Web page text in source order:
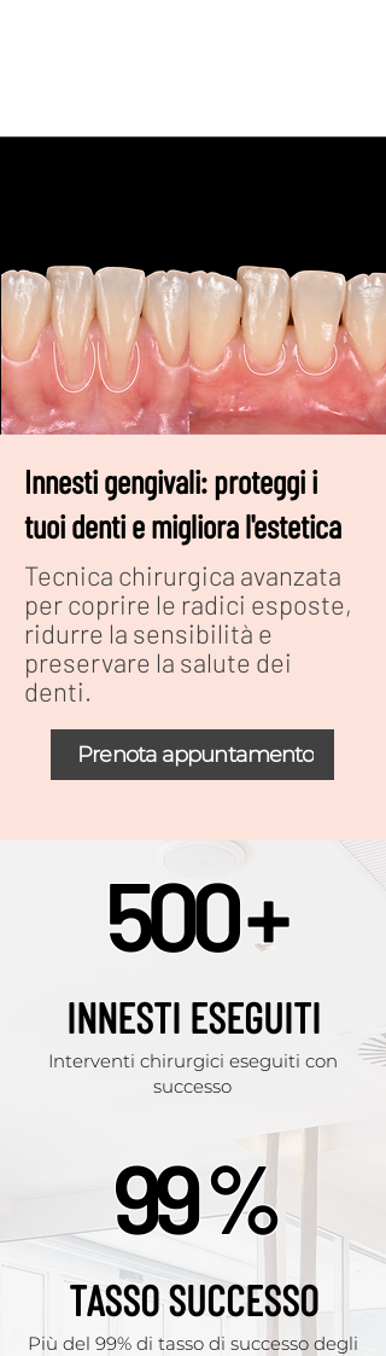
Innesti gengivali: proteggi i
tuoi denti e migliora l'estetica
Tecnica chirurgica avanzata
per coprire le radici esposte,
ridurre la sensibilità e
preservare la salute dei
denti.
Prenota appuntamento
500 +
INNESTI ESEGUITI
Interventi chirurgici eseguiti con
successo
99 %
TASSO SUCCESSO
Più del 99% di tasso di successo degli